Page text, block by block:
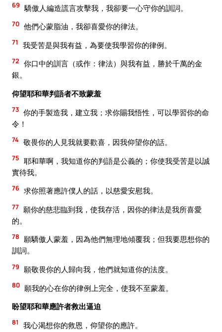
69 驕傲人編造謊言攻擊我，我卻要一心守你的訓詞。
70 他們心蒙脂油，我卻喜愛你的律法。
71 我受苦是與我有益，為要使我學習你的律例。
72 你口中的訓言（或作：律法）與我有益，勝於千萬的金
銀。
仰望耶和華判語者不致蒙羞
73 你的手製造我，建立我；求你賜我悟性，可以學習你的命
令！
74 敬畏你的人見我就要歡喜，因我仰望你的話。
75 耶和華啊，我知道你的判語是公義的；你使我受苦是以誠
實待我。
76 求你照著應許僕人的話，以慈愛安慰我。
77 願你的慈悲臨到我，使我存活，因你的律法是我所喜愛
的。
78 願驕傲人蒙羞，因為他們無理地傾覆我；但我要思想你的
訓詞。
79 願敬畏你的人歸向我，他們就知道你的法度。
80 願我的心在你的律例上完全，使我不至蒙羞。
盼望耶和華應許者救出逼迫
81 我心渴想你的救恩，仰望你的應許。